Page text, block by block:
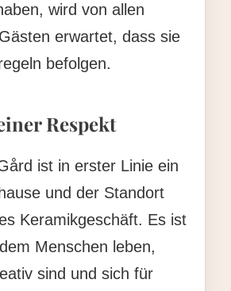
wird von allen
erwartet, dass sie
befolgen.
Respekt
ist in erster Linie ein
und der Standort
Keramikgeschäft. Es ist
Menschen leben,
sind und sich für